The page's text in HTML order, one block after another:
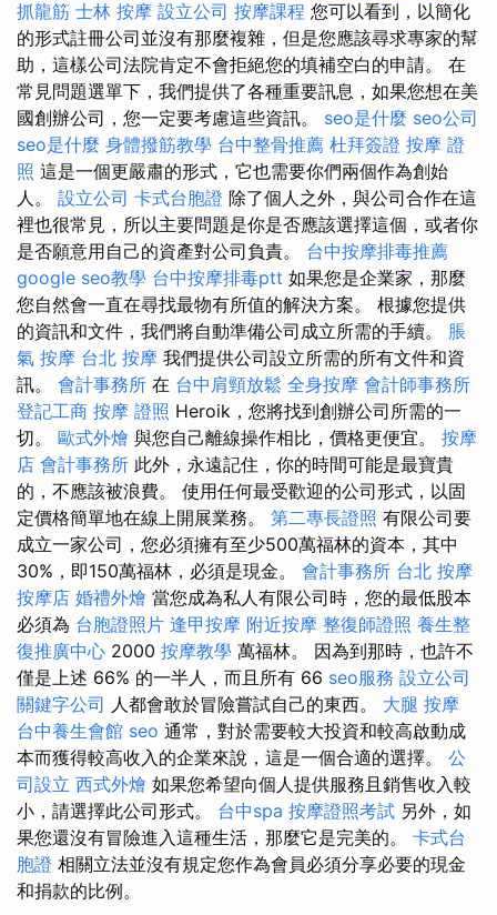
抓龍筋 士林 按摩 設立公司 按摩課程 您可以看到，以簡化
的形式註冊公司並沒有那麼複雜，但是您應該尋求專家的幫
助，這樣公司法院肯定不會拒絕您的填補空白的申請。 在
常見問題選單下，我們提供了各種重要訊息，如果您想在美
國創辦公司，您一定要考慮這些資訊。 seo是什麼 seo公司
seo是什麼 身體撥筋教學 台中整骨推薦 杜拜簽證 按摩 證
照 這是一個更嚴肅的形式，它也需要你們兩個作為創始
人。 設立公司 卡式台胞證 除了個人之外，與公司合作在這
裡也很常見，所以主要問題是你是否應該選擇這個，或者你
是否願意用自己的資產對公司負責。 台中按摩排毒推薦
google seo教學 台中按摩排毒ptt 如果您是企業家，那麼
您自然會一直在尋找最物有所值的解決方案。 根據您提供
的資訊和文件，我們將自動準備公司成立所需的手續。 脹
氣 按摩 台北 按摩 我們提供公司設立所需的所有文件和資
訊。 會計事務所 在 台中肩頸放鬆 全身按摩 會計師事務所
登記工商 按摩 證照 Heroik，您將找到創辦公司所需的一
切。 歐式外燴 與您自己離線操作相比，價格更便宜。 按摩
店 會計事務所 此外，永遠記住，你的時間可能是最寶貴
的，不應該被浪費。 使用任何最受歡迎的公司形式，以固
定價格簡單地在線上開展業務。 第二專長證照 有限公司要
成立一家公司，您必須擁有至少500萬福林的資本，其中
30%，即150萬福林，必須是現金。 會計事務所 台北 按摩
按摩店 婚禮外燴 當您成為私人有限公司時，您的最低股本
必須為 台胞證照片 逢甲按摩 附近按摩 整復師證照 養生整
復推廣中心 2000 按摩教學 萬福林。 因為到那時，也許不
僅是上述 66% 的一半人，而且所有 66 seo服務 設立公司
關鍵字公司 人都會敢於冒險嘗試自己的東西。 大腿 按摩
台中養生會館 seo 通常，對於需要較大投資和較高啟動成
本而獲得較高收入的企業來說，這是一個合適的選擇。 公
司設立 西式外燴 如果您希望向個人提供服務且銷售收入較
小，請選擇此公司形式。 台中spa 按摩證照考試 另外，如
果您還沒有冒險進入這種生活，那麼它是完美的。 卡式台
胞證 相關立法並沒有規定您作為會員必須分享必要的現金
和捐款的比例。